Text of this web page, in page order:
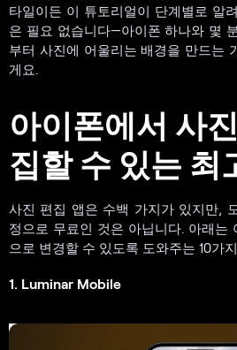
타일이든 이 튜토리얼이 단계별로 알
은 필요 없습니다—아이폰 하나와 몇
부터 사진에 어울리는 배경을 만드는
게요.
아이폰에서 사
집할 수 있는 최
사진 편집 앱은 수백 가지가 있지만,
정으로 무료인 것은 아닙니다. 아래는
으로 변경할 수 있도록 도와주는 10가
1. Luminar Mobile